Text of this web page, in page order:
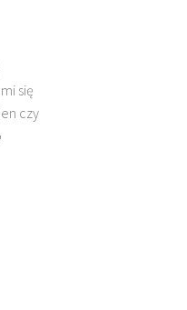
się
czy